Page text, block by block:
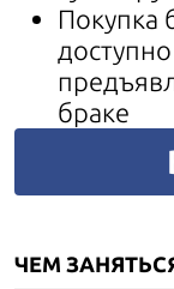
Покупка
браке
ЧЕМ